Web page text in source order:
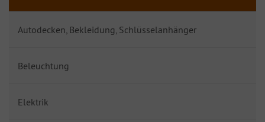
Autodecken, Bekleidung, Schlüsselanhänger
Beleuchtung
Elektrik